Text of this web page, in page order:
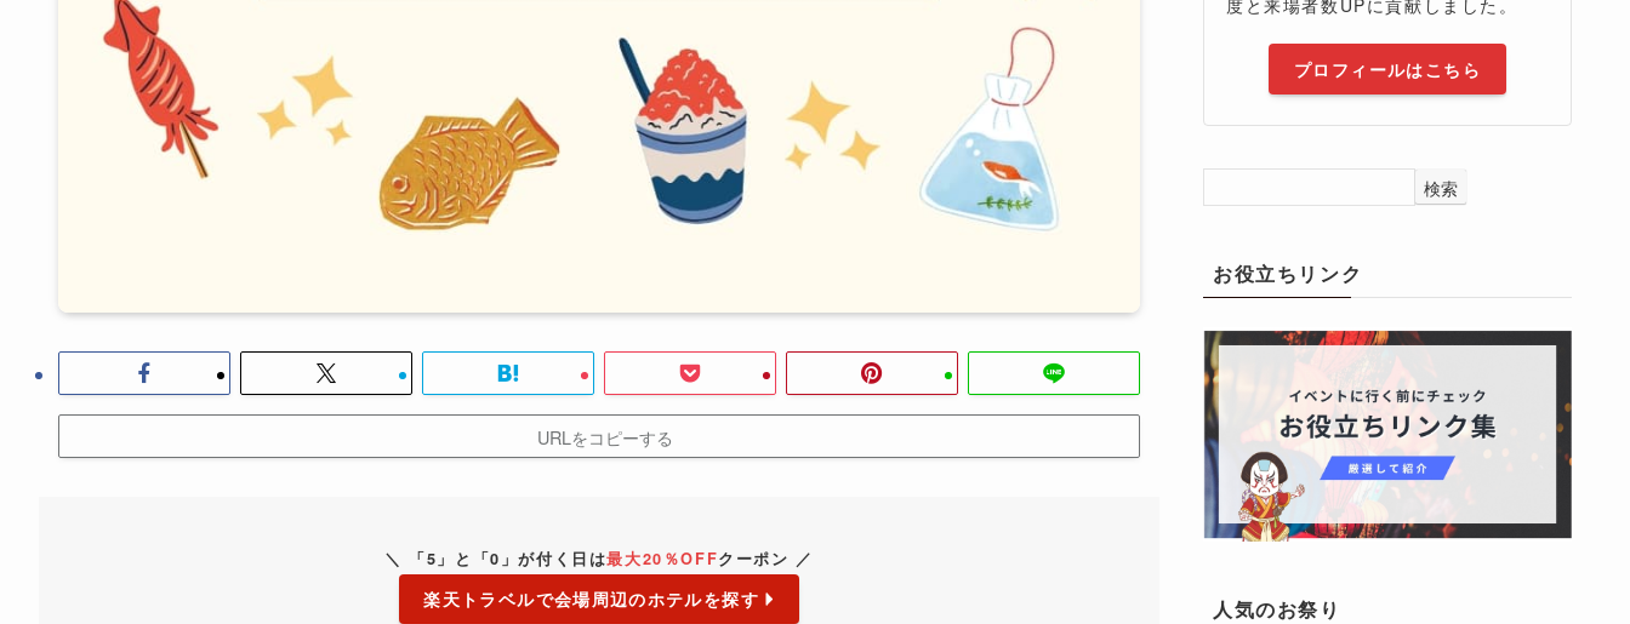
URLをコピーする
＼ 「5」と「0」が付く日は最大20％OFFクーポン ／
楽天トラベルで会場周辺のホテルを探す
度と来場者数UPに貢献しました。
プロフィールはこちら
検索
お役立ちリンク
人気のお祭り